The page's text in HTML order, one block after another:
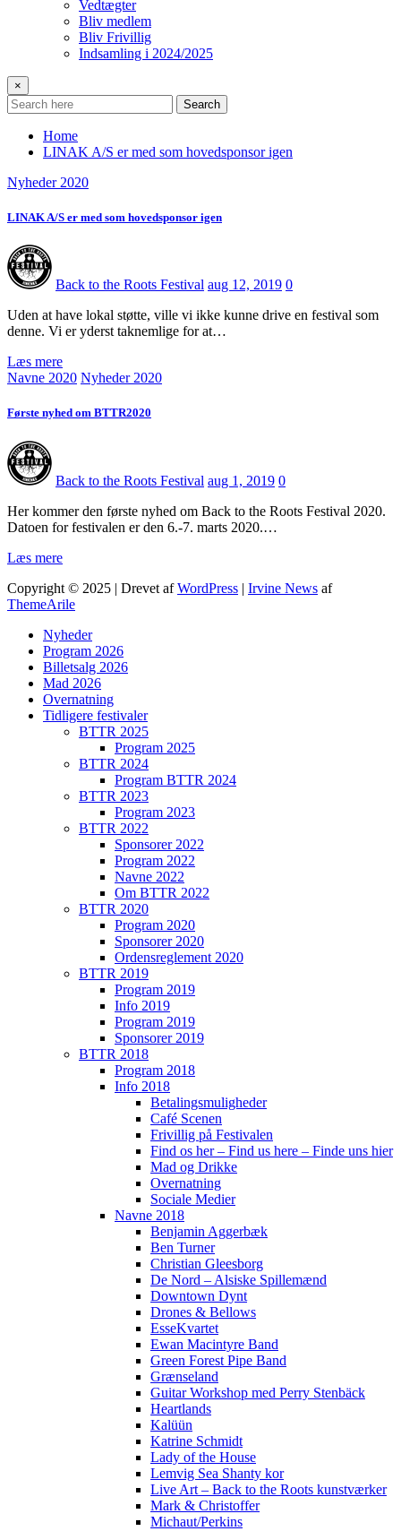
Vedtægter
Bliv medlem
Bliv Frivillig
Indsamling i 2024/2025
×
Search
Home
LINAK A/S er med som hovedsponsor igen
Nyheder 2020
LINAK A/S er med som hovedsponsor igen
Back to the Roots Festival aug 12, 2019 0
Uden at have lokal støtte, ville vi ikke kunne drive en festival som
denne. Vi er yderst taknemlige for at…
Læs mere
Navne 2020 Nyheder 2020
Første nyhed om BTTR2020
Back to the Roots Festival aug 1, 2019 0
Her kommer den første nyhed om Back to the Roots Festival 2020.
Datoen for festivalen er den 6.-7. marts 2020.…
Læs mere
Copyright © 2025 | Drevet afWordPress | Irvine News af
ThemeArile
Nyheder
Program 2026
Billetsalg 2026
Mad 2026
Overnatning
Tidligere festivaler
BTTR 2025
Program 2025
BTTR 2024
Program BTTR 2024
BTTR 2023
Program 2023
BTTR 2022
Sponsorer 2022
Program 2022
Navne 2022
Om BTTR 2022
BTTR 2020
Program 2020
Sponsorer 2020
Ordensreglement 2020
BTTR 2019
Program 2019
Info 2019
Program 2019
Sponsorer 2019
BTTR 2018
Program 2018
Info 2018
Betalingsmuligheder
Café Scenen
Frivillig på Festivalen
Find os her – Find us here – Finde uns hier
Mad og Drikke
Overnatning
Sociale Medier
Navne 2018
Benjamin Aggerbæk
Ben Turner
Christian Gleesborg
De Nord – Alsiske Spillemænd
Downtown Dynt
Drones & Bellows
EsseKvartet
Ewan Macintyre Band
Green Forest Pipe Band
Grænseland
Guitar Workshop med Perry Stenbäck
Heartlands
Kalüün
Katrine Schmidt
Lady of the House
Lemvig Sea Shanty kor
Live Art – Back to the Roots kunstværker
Mark & Christoffer
Michaut/Perkins